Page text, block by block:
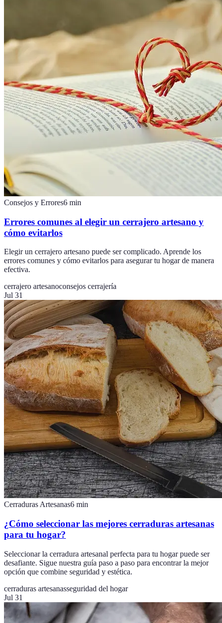
Consejos y Errores6 min
Errores comunes al elegir un cerrajero artesano y
cómo evitarlos
Elegir un cerrajero artesano puede ser complicado. Aprende los
errores comunes y cómo evitarlos para asegurar tu hogar de manera
efectiva.
cerrajero artesanoconsejos cerrajería
Jul 31
Cerraduras Artesanas6 min
¿Cómo seleccionar las mejores cerraduras artesanas
para tu hogar?
Seleccionar la cerradura artesanal perfecta para tu hogar puede ser
desafiante. Sigue nuestra guía paso a paso para encontrar la mejor
opción que combine seguridad y estética.
cerraduras artesanasseguridad del hogar
Jul 31